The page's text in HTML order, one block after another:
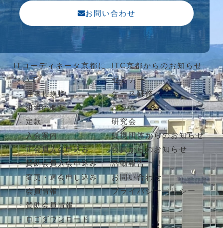
お問い合わせ
ITコーディネータ京都に
ついて
理事長挨拶
組織の概要
定款
入会案内
正会員入会申込み
賛助会員入会申込み
変更・退会申し込み
会員情報
賛助会員情報
ロゴダウンロード
ITC京都からのお知らせ
セミナー
ケース研修
コラム
研究会
提携団体からのお知らせ
会員からのお知らせ
活動報告
お問い合わせ
プライバシーポリシー